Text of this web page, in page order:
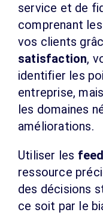
service et de
comprenant
vos clients
satisfaction,
identifier les
entreprise,
les domaines
améliorations.
Utiliser les
ressource
des décisions
ce soit par le